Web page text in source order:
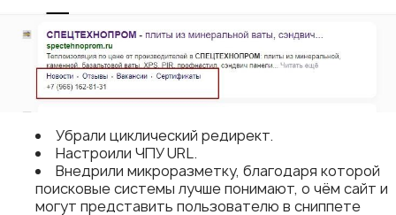
Убрали циклический редирект.
Настроили ЧПУ URL.
Внедрили микроразметку, благодаря которой
поисковые системы лучше понимают, о чём сайт и
могут представить пользователю в сниппете